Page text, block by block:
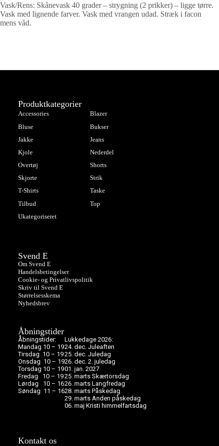
Vask/Rens: Skånevask 40 grader – strygning (2 prikker) – ligge tørre.
Vask med lignende farver. Vask med vrangen udad. Stræk i facon
mens våd.
Produktkategorier
Accessories
Blazer
Bluse
Bukser
Jakke
Jeans
Kjole
Nederdel
Overtøj
Shorts
Skjorte
Strik
T-Shirts
Taske
Tilbud
Top
Ukategoriseret
Svend E
Om Svend E
Handelsbetingelser
Cookie- og Privatlivspolitik
Skriv til Svend E
Størrelsesskema
Nyhedsbrev
Åbningstider
Åbningstider:
Mandag 10 – 19
Tirsdag 10 – 19
Onsdag 10 – 19
Torsdag 10 – 19
Fredag 10 – 19
Lørdag 10 – 16
Søndag 11 – 16
Lukkedage 2026:
24. dec. Juleaften
25. dec. Juledag
26. dec. 2. juledag
01. jan. 2027
25. marts Skærtorsdag
26. marts Langfredag
28. marts Påskedag
29. marts Anden påskedag
06. maj Kristi himmelfartsdag
Kontakt os